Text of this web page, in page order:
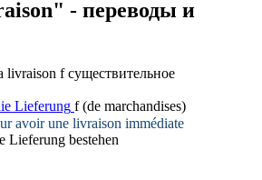
- переводы и
livraison f существительное
Lieferung f (de marchandises)
avoir une livraison immédiate
Lieferung bestehen